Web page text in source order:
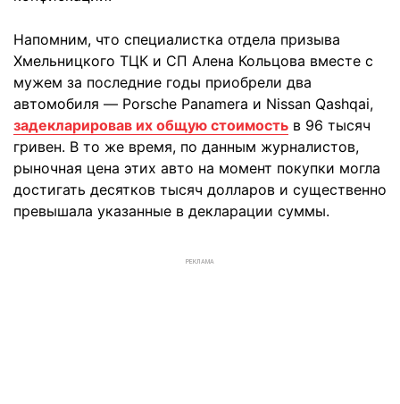
Напомним, что специалистка отдела призыва
Хмельницкого ТЦК и СП Алена Кольцова вместе с
мужем за последние годы приобрели два
автомобиля — Porsche Panamera и Nissan Qashqai,
задекларировав их общую стоимость в 96 тысяч
гривен. В то же время, по данным журналистов,
рыночная цена этих авто на момент покупки могла
достигать десятков тысяч долларов и существенно
превышала указанные в декларации суммы.
РЕКЛАМА